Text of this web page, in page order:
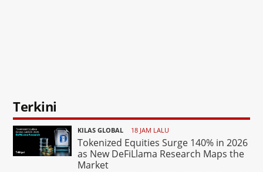
Terkini
KILAS GLOBAL 18 JAM LALU
Tokenized Equities Surge 140% in 2026
as New DeFiLlama Research Maps the
Market